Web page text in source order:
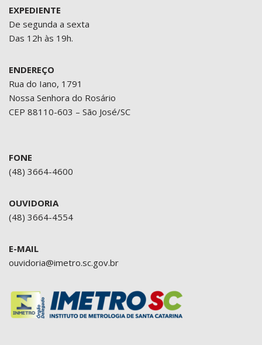
EXPEDIENTE
De segunda a sexta
Das 12h às 19h.
ENDEREÇO
Rua do Iano, 1791
Nossa Senhora do Rosário
CEP 88110-603 – São José/SC
FONE
(48) 3664-4600
OUVIDORIA
(48) 3664-4554
E-MAIL
ouvidoria@imetro.sc.gov.br